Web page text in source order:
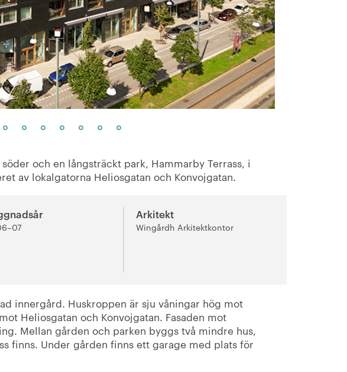
och en långsträckt park, Hammarby Terrass, i
av lokalgatorna Heliosgatan och Konvojgatan.
–07
Arkitekt
Wingårdh Arkitektkontor
innergård. Huskroppen är sju våningar hög mot
Heliosgatan och Konvojgatan. Fasaden mot
Mellan gården och parken byggs två mindre hus,
finns. Under gården finns ett garage med plats för